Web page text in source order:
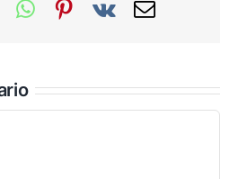
WhatsAppPinterest
Vk
Correo